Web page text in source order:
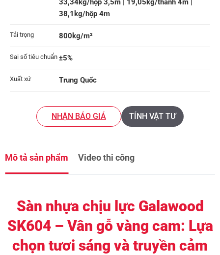
33,34kg/hộp 3,5m | 19,05kg/thanh 4m |
38,1kg/hộp 4m
Tải trọng 800kg/m²
Sai số tiêu chuẩn ±5%
Xuất xứ Trung Quốc
NHẬN BÁO GIÁ TÍNH VẬT TƯ
Mô tả sản phẩm Video thi công
Sàn nhựa chịu lực Galawood
SK604 – Vân gỗ vàng cam: Lựa
chọn tươi sáng và truyền cảm